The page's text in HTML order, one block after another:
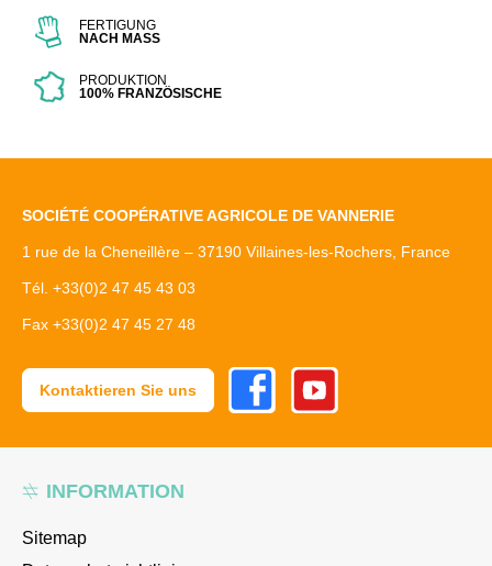
FERTIGUNG
NACH MASS
PRODUKTION
100% FRANZÖSISCHE
INFORMATION
Sitemap
SOCIÉTÉ COOPÉRATIVE AGRICOLE DE VANNERIE
1 rue de la Cheneillère – 37190 Villaines-les-Rochers, France
Tél. +33(0)2 47 45 43 03
Fax +33(0)2 47 45 27 48
Kontaktieren Sie uns
FacebookYoutube